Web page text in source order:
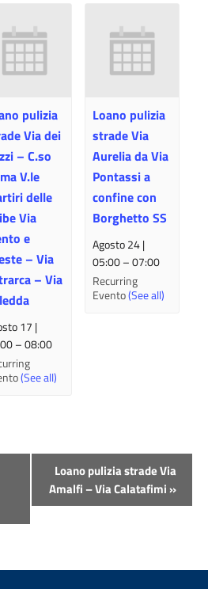
pulizia
Via dei
– C.so
V.le
delle
Via
e
– Via
– Via
17 |
–08:00
(See all)
Loano pulizia
strade Via
Aurelia da Via
Pontassi a
confine con
Borghetto SS
Agosto 24 |
05:00–07:00
Recurring
Evento(See all)
Loano pulizia strade Via
Amalfi – Via Calatafimi»